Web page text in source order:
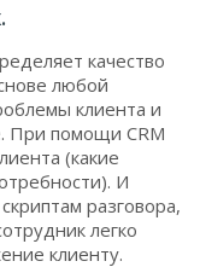
качество
любой
клиента и
При помощи CRM
(какие
И
разговора,
легко
клиенту.